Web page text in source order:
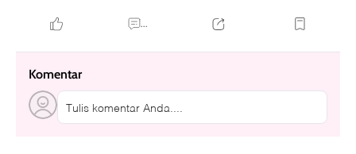
...
Komentar
Tulis komentar Anda....